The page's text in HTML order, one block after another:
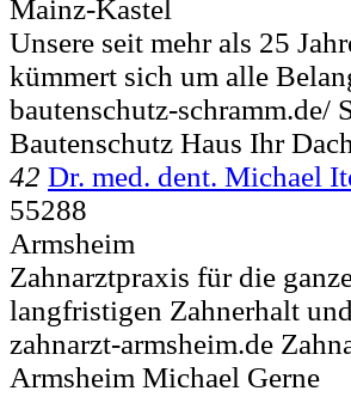
Mainz-Kastel
Unsere seit mehr als 25
kümmert sich um alle
bautenschutz-schramm.de/
Bautenschutz Haus Ihr Dach
42 Dr. med. dent. Michael
55288
Armsheim
Zahnarztpraxis für die
langfristigen Zahnerhalt
zahnarzt-armsheim.de
Armsheim Michael Gerne